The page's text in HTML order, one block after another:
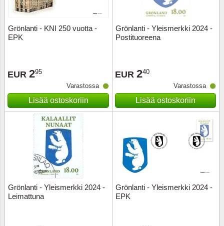
Grönlanti - KNI 250 vuotta -
EPK
EUR 295
Varastossa
Lisää ostoskoriin
Grönlanti - Yleismerkki 2024 -
Postituoreena
EUR 240
Varastossa
Lisää ostoskoriin
Grönlanti - Yleismerkki 2024 -
Leimattuna
Grönlanti - Yleismerkki 2024 -
EPK
Länsi-
Malta